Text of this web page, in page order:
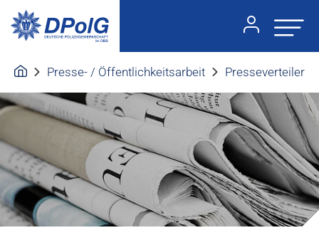
Presse- / Öffentlichkeitsarbeit Presseverteiler